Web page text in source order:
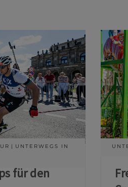
UNTERWEGS IN
für den